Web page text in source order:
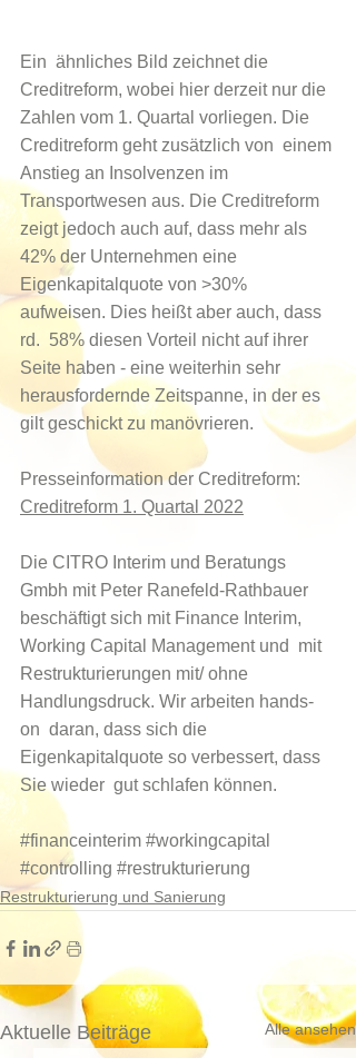
Ein  ähnliches Bild zeichnet die
Creditreform, wobei hier derzeit nur die
Zahlen vom 1. Quartal vorliegen. Die
Creditreform geht zusätzlich von  einem
Anstieg an Insolvenzen im
Transportwesen aus. Die Creditreform
zeigt jedoch auch auf, dass mehr als
42% der Unternehmen eine
Eigenkapitalquote von >30%
aufweisen. Dies heißt aber auch, dass
rd.  58% diesen Vorteil nicht auf ihrer
Seite haben - eine weiterhin sehr
herausfordernde Zeitspanne, in der es
gilt geschickt zu manövrieren.
Presseinformation der Creditreform:
Creditreform 1. Quartal 2022
Die CITRO Interim und Beratungs
Gmbh mit Peter Ranefeld-Rathbauer
beschäftigt sich mit Finance Interim,
Working Capital Management und  mit
Restrukturierungen mit/ ohne
Handlungsdruck. Wir arbeiten hands-
on  daran, dass sich die
Eigenkapitalquote so verbessert, dass
Sie wieder  gut schlafen können.
#financeinterim #workingcapital
#controlling #restrukturierung
Restrukturierung und Sanierung
Aktuelle Beiträge Alle ansehen